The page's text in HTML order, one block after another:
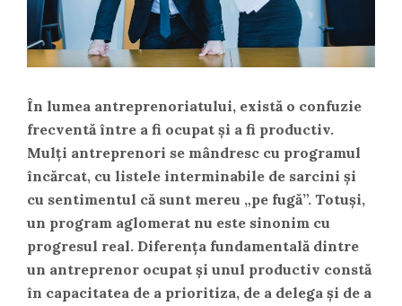
În lumea antreprenoriatului, există o confuzie
frecventă între a fi ocupat și a fi productiv.
Mulți antreprenori se mândresc cu programul
încărcat, cu listele interminabile de sarcini și
cu sentimentul că sunt mereu „pe fugă”. Totuși,
un program aglomerat nu este sinonim cu
progresul real. Diferența fundamentală dintre
un antreprenor ocupat și unul productiv constă
în capacitatea de a prioritiza, de a delega și de a